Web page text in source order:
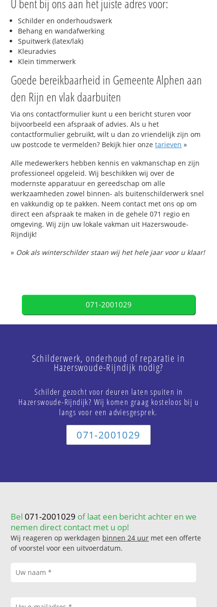
Schilder en onderhoudswerk
Behang en wandafwerking
Spuitwerk (latex/lak)
Kleuradvies
Klein timmerwerk
Goede bereikbaarheid in Gemeente Alphen aan
den Rijn en vlak daarbuiten
Via ons contactformulier kunt u een bericht sturen voor
bijvoorbeeld een afspraak of advies. Als u het
contactformulier gebruikt, wilt u dan zo vriendelijk zijn om
uw postcode te vermelden? Bekijk hier onzetarieven »
Alle medewerkers hebben kennis en vakmanschap en zijn
professioneel opgeleid. Wij beschikken wij over de
modernste apparatuur en gereedschap om alle
werkzaamheden zowel binnen- als buitenschilderwerk snel
en vakkundig op te pakken. Neem contact met ons op om
direct een afspraak te maken in de gehele 071 regio en
omgeving. Wij zijn uw lokale vakman uit Hazerswoude-
Rijndijk!
» Ook als winterschilder staan wij het hele jaar voor u klaar!
071-2001029
Schilderwerk, onderhoud of reparatie in
Hazerswoude-Rijndijk nodig?
Schilder gezocht voor deuren laten spuiten in
Hazerswoude-Rijndijk? Wij komen graag kosteloos bij u
langs voor een adviesgesprek.
071-2001029
Bel071-2001029 of laat een bericht achter en we
nemen direct contact met u op!
Wij reageren op werkdagen binnen 24 uur met een offerte
of voorstel voor een uitvoerdatum.